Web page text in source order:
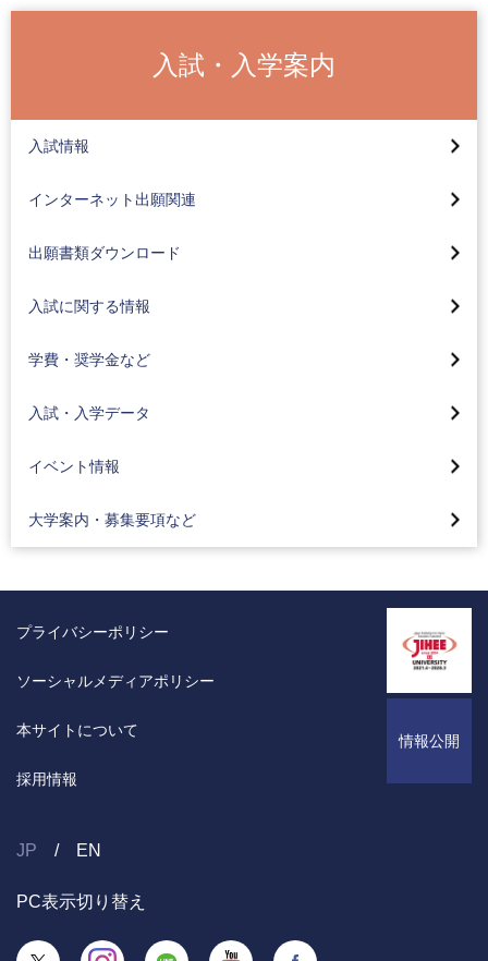
入試・入学案内
入試情報
学校推薦型選抜（公募制）
奨学生入試
A日程
共通テスト利用試験 中期
共通テスト利用試験 後期
編入学一般選抜募集
外国人留学生募集
入学検定料減額について
個別の入学資格審査
アドミッションポリシー
インターネット出願関連
インターネット出願ガイドページについて
出願書類ダウンロード
総合型選抜(全学部AO入試)
学校推薦型選抜(公募制)
学校推薦型選抜(指定校)
外国人留学生募集
入試に関する情報
入試のお知らせ
学費・奨学金など
学費・入学金について
卒業生御子息等入学金免除制度
入試・入学データ
2026年度入試結果
2023年度入試結果
2022年度入試結果
イベント情報
バーチャルオープンキャンパス
（工科大ナビ）
オープンキャンパス・入試説明会
入学相談・キャンパス見学のご案内
入試対策イベント
全国進学相談会
大学案内・募集要項など
大学案内、募集要項請求
入試・入学相談フォーム
情報公開
プライバシーポリシー
ソーシャルメディアポリシー
本サイトについて
採用情報
JP EN
PC表示切り替え